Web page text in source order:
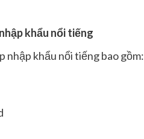
nhập khẩu nổi tiếng
khẩu nổi tiếng bao gồm: